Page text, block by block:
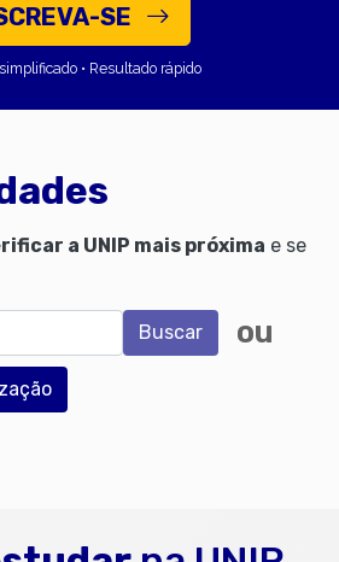
SE
• Resultado rápido
a UNIP mais próxima e se
Buscar ou